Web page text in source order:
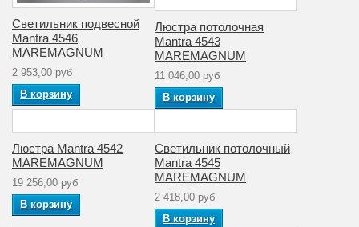
Количество
ламп
1
Стиль модерн
Аналог лампе
накаливания
Рабочее
напряжение (V)
Количество
плафонов
Светильник подвесной
Mantra 4546
MAREMAGNUM
2 953,00 руб
В корзину
Люстра потолочная
Mantra 4543
MAREMAGNUM
11 046,00 руб
В корзину
Люстра Mantra 4542
MAREMAGNUM
19 256,00 руб
В корзину
Светильник потолочный
Mantra 4545
MAREMAGNUM
2 418,00 руб
В корзину